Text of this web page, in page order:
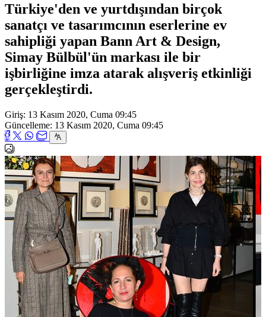
Türkiye'den ve yurtdışından birçok
sanatçı ve tasarımcının eserlerine ev
sahipliği yapan Bann Art & Design,
Simay Bülbül'ün markası ile bir
işbirliğine imza atarak alışveriş etkinliği
gerçekleştirdi.
Giriş: 13 Kasım 2020, Cuma 09:45
Güncelleme: 13 Kasım 2020, Cuma 09:45